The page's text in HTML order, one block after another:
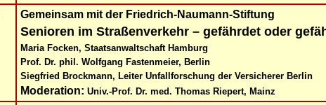
Gemeinsam mit der Friedrich-Naumann-Stiftung
Senioren im Straßenverkehr – gefährdet oder
Maria Focken, Staatsanwaltschaft Hamburg
Prof. Dr. phil. Wolfgang Fastenmeier, Berlin
Siegfried Brockmann, Leiter Unfallforschung der Versicherer Berlin
Moderation: Univ.-Prof. Dr. med. Thomas Riepert, Mainz